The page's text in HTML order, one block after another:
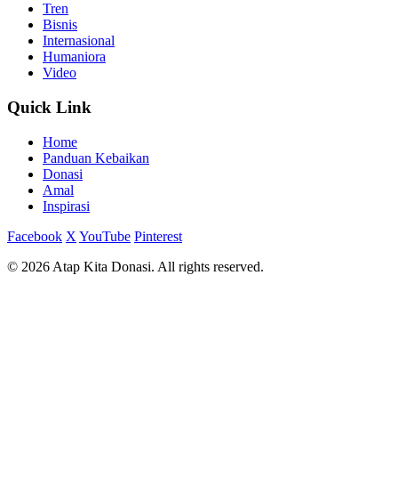
Tren
Bisnis
Internasional
Humaniora
Video
Quick Link
Home
Panduan Kebaikan
Donasi
Amal
Inspirasi
Facebook X YouTube Pinterest
© 2026 Atap Kita Donasi. All rights reserved.